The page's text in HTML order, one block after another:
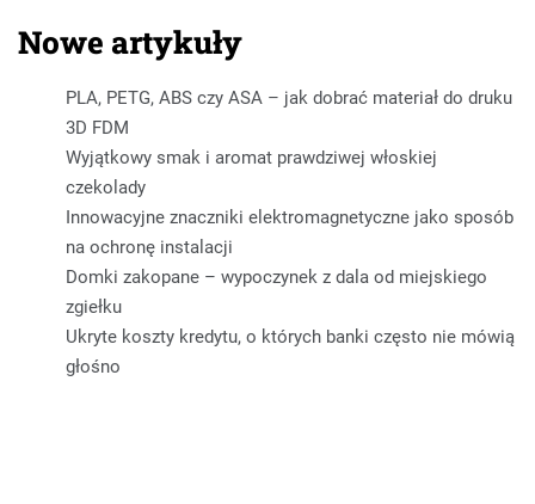
Nowe artykuły
PLA, PETG, ABS czy ASA – jak dobrać materiał do druku
3D FDM
Wyjątkowy smak i aromat prawdziwej włoskiej
czekolady
Innowacyjne znaczniki elektromagnetyczne jako sposób
na ochronę instalacji
Domki zakopane – wypoczynek z dala od miejskiego
zgiełku
Ukryte koszty kredytu, o których banki często nie mówią
głośno